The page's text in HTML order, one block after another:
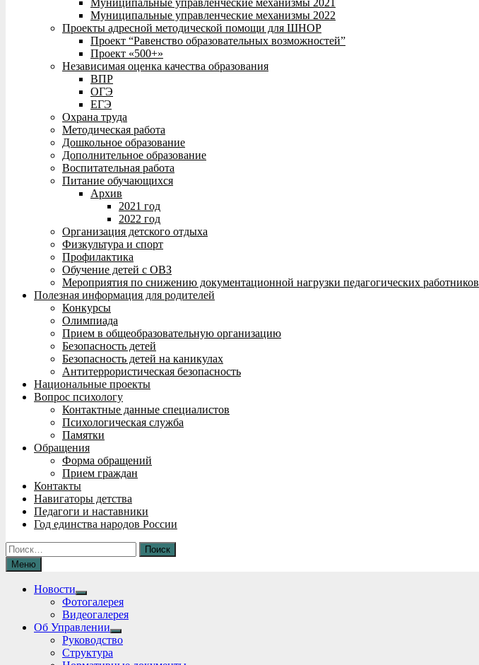
Муниципальные управленческие механизмы 2021
Муниципальные управленческие механизмы 2022
Проекты адресной методической помощи для ШНОР
Проект “Равенство образовательных возможностей”
Проект «500+»
Независимая оценка качества образования
ВПР
ОГЭ
ЕГЭ
Охрана труда
Методическая работа
Дошкольное образование
Дополнительное образование
Воспитательная работа
Питание обучающихся
Архив
2021 год
2022 год
Организация детского отдыха
Физкультура и спорт
Профилактика
Обучение детей с ОВЗ
Мероприятия по снижению документационной нагрузки педагогических работников
Полезная информация для родителей
Конкурсы
Олимпиада
Прием в общеобразовательную организацию
Безопасность детей
Безопасность детей на каникулах
Антитеррористическая безопасность
Национальные проекты
Вопрос психологу
Контактные данные специалистов
Психологическая служба
Памятки
Обращения
Форма обращений
Прием граждан
Контакты
Навигаторы детства
Педагоги и наставники
Год единства народов России
Найти:
Меню
Новости
Show
sub
menu
Фотогалерея
Видеогалерея
Об Управлении
Show
sub
Руководство
Структура